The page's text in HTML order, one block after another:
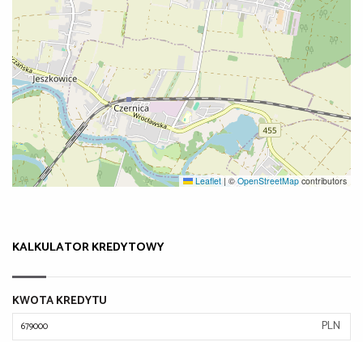
Leaflet | ©OpenStreetMapcontributors
KALKULATOR KREDYTOWY
KWOTA KREDYTU
PLN